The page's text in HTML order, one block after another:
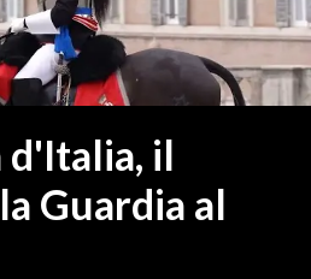
d'Italia, il
Guardia al